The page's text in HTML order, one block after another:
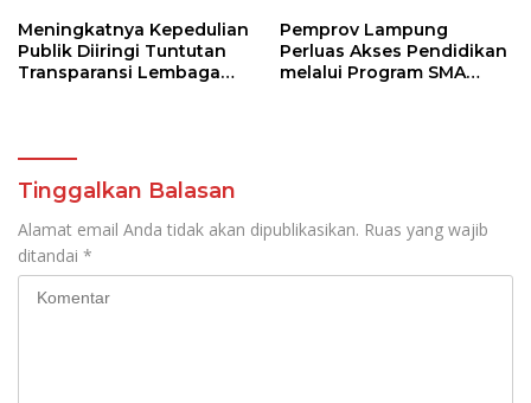
Meningkatnya Kepedulian
Publik Diiringi Tuntutan
Transparansi Lembaga
Pemprov Lampung
Perluas Akses Pendidikan
melalui Program SMA
Tinggalkan Balasan
Alamat email Anda tidak akan dipublikasikan. Ruas yang wajib
ditandai *